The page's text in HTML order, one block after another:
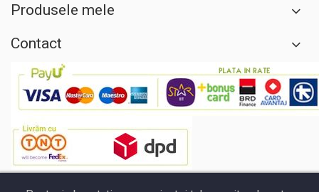
Produsele mele
Contact